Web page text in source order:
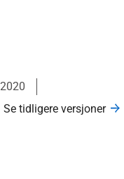
Se tidligere versjoner